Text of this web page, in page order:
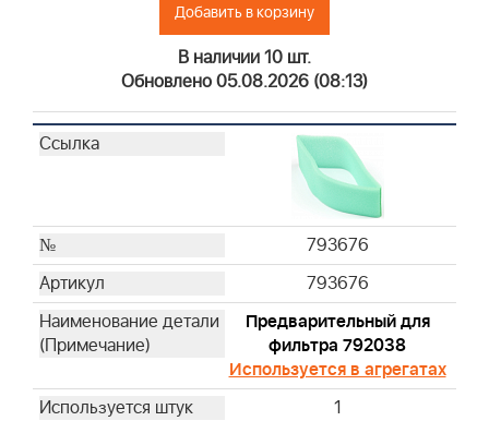
Добавить в корзину
В наличии 10 шт.
Обновлено 05.08.2026 (08:13)
793676
793676
Предварительный для
фильтра 792038
Используется в агрегатах
1